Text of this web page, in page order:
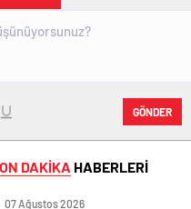
GÖNDER
DAKİKA HABERLERİ
07 Ağustos 2026